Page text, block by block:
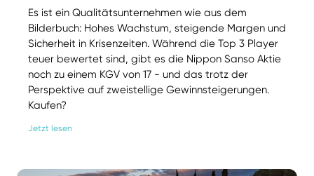
Es ist ein Qualitätsunternehmen wie aus dem
Bilderbuch: Hohes Wachstum, steigende Margen und
Sicherheit in Krisenzeiten. Während die Top 3 Player
teuer bewertet sind, gibt es die Nippon Sanso Aktie
noch zu einem KGV von 17 - und das trotz der
Perspektive auf zweistellige Gewinnsteigerungen.
Kaufen?
Jetzt lesen